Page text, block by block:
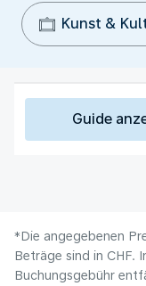
Kunst &
Guide
*Die angegebenen
Beträge sind in CHF.
Buchungsgebühr